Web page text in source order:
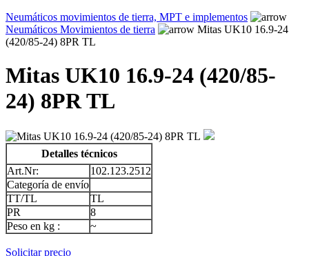
Neumáticos movimientos de tierra, MPT e implementos
Neumáticos Movimientos de tierra
Mitas UK10 16.9-24
(420/85-24) 8PR TL
Mitas UK10 16.9-24 (420/85-
24) 8PR TL
Detalles técnicos
Art.Nr:
102.123.2512
Categoría de envío
TT/TL
TL
PR
8
Peso en kg :
~
Solicitar precio